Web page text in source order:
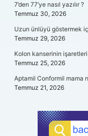
7’den 77’ye nasıl yazılır ?
Temmuz 30, 2026
Uzun ünlüyü göstermek
Temmuz 29, 2026
Kolon kanserinin
Temmuz 25, 2026
Aptamil Conformil mama
Temmuz 21, 2026